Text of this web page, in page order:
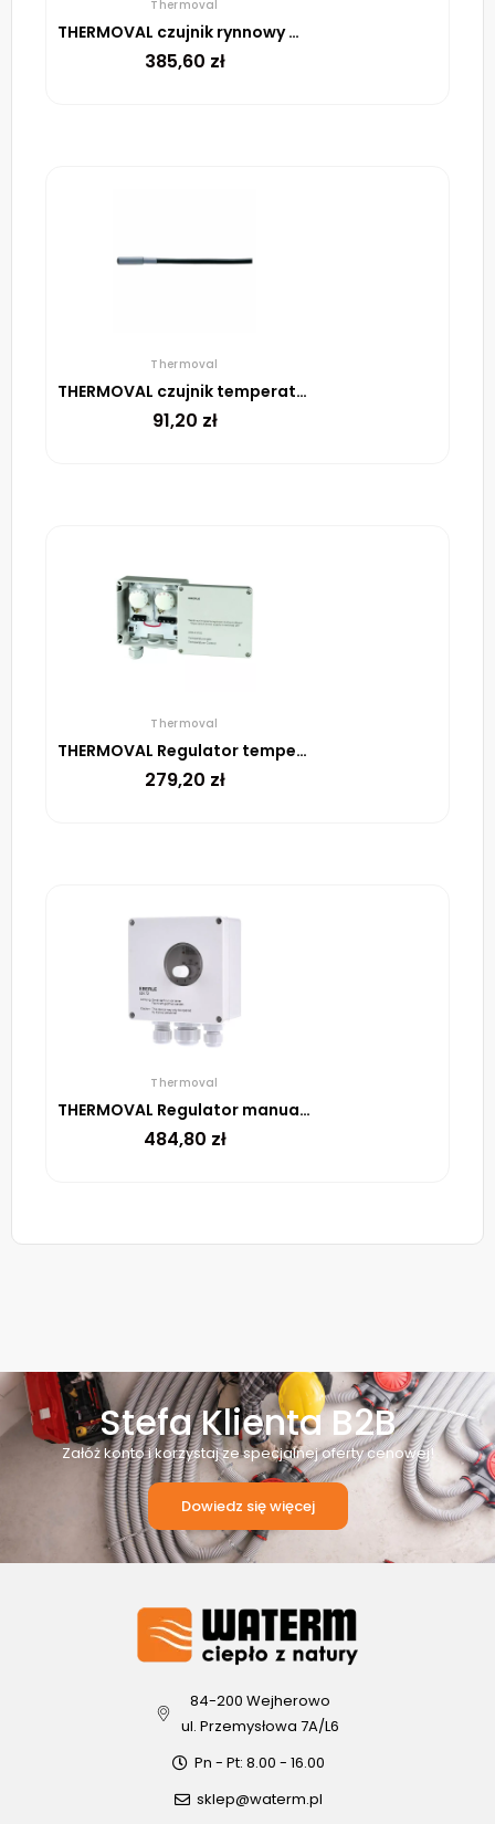
Thermoval
THERMOVAL czujnik rynnowy wilgotności ESD 524 003
385,60 zł
Thermoval
THERMOVAL czujnik temperatury do UTR, przewód 1,5 mb
91,20 zł
Thermoval
THERMOVAL Regulator temperatury DTR-E 3102
279,20 zł
Thermoval
THERMOVAL Regulator manualny UTR 60
484,80 zł
Stefa Klienta B2B
Załóż konto i korzystaj ze specjalnej oferty cenowej!
Dowiedz się więcej
84-200 Wejherowo
ul. Przemysłowa 7A/L6
Pn - Pt: 8.00 - 16.00
sklep@waterm.pl